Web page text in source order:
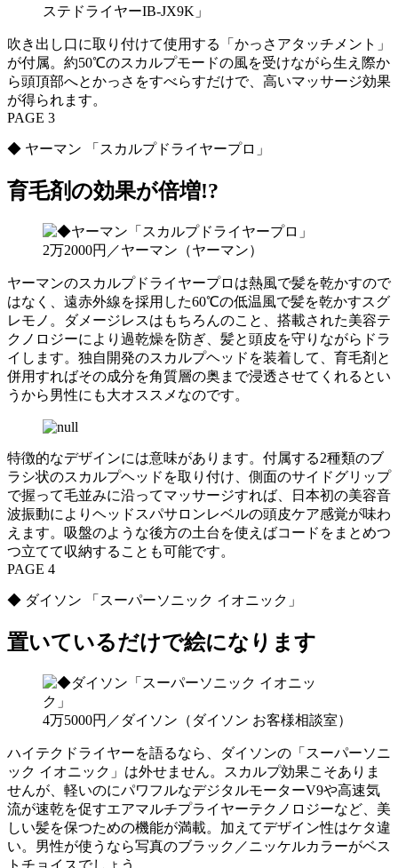
吹き出し口に取り付けて使用する「かっさアタッチメント」
が付属。約50℃のスカルプモードの風を受けながら生え際か
ら頭頂部へとかっさをすべらすだけで、高いマッサージ効果
が得られます。
PAGE 3
◆ ヤーマン 「スカルプドライヤープロ」
育毛剤の効果が倍増!?
2万2000円／ヤーマン（ヤーマン）
ヤーマンのスカルプドライヤープロは熱風で髪を乾かすので
はなく、遠赤外線を採用した60℃の低温風で髪を乾かすスグ
レモノ。ダメージレスはもちろんのこと、搭載された美容テ
クノロジーにより過乾燥を防ぎ、髪と頭皮を守りながらドラ
イします。独自開発のスカルプヘッドを装着して、育毛剤と
併用すればその成分を角質層の奥まで浸透させてくれるとい
うから男性にも大オススメなのです。
特徴的なデザインには意味があります。付属する2種類のブ
ラシ状のスカルプヘッドを取り付け、側面のサイドグリップ
で握って毛並みに沿ってマッサージすれば、日本初の美容音
波振動によりヘッドスパサロンレベルの頭皮ケア感覚が味わ
えます。吸盤のような後方の土台を使えばコードをまとめつ
つ立てて収納することも可能です。
PAGE 4
◆ ダイソン 「スーパーソニック イオニック」
置いているだけで絵になります
4万5000円／ダイソン（ダイソン お客様相談室）
ハイテクドライヤーを語るなら、ダイソンの「スーパーソニ
ック イオニック」は外せません。スカルプ効果こそありま
せんが、軽いのにパワフルなデジタルモーターV9や高速気
流が速乾を促すエアマルチプライヤーテクノロジーなど、美
しい髪を保つための機能が満載。加えてデザイン性はケタ違
い。男性が使うなら写真のブラック／ニッケルカラーがベス
トチョイスでしょう。